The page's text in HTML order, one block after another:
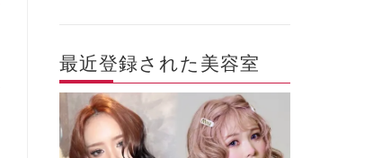
最近登録された美容室